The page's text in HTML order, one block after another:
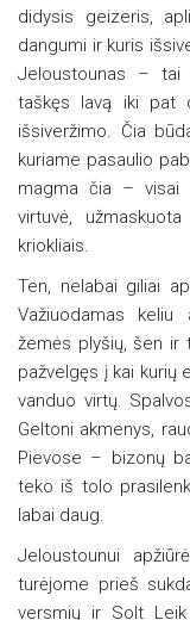
didysis geizeris,
dangumi ir kuris
Jeloustounas – tai
taškęs lavą iki pat
išsiveržimo. Čia
kuriame pasaulio
magma čia – visai
virtuvė,
kriokliais.
Ten, nelabai giliai
Važiuodamas
žemės plyšių, šen ir
pažvelgęs į kai kurių
vanduo virtų.
Geltoni akmenys,
Pievose – bizonų
teko iš tolo
labai daug.
Jeloustounui
turėjome prieš
versmių ir Solt